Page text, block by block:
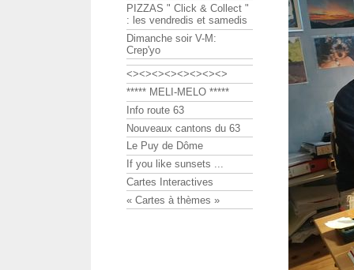
PIZZAS " Click & Collect "
: les vendredis et samedis
Dimanche soir V-M:
Crep'yo
<><><><><><><><>
***** MELI-MELO *****
Info route 63
Nouveaux cantons du 63
Le Puy de Dôme
If you like sunsets ...
Cartes Interactives
« Cartes à thèmes »